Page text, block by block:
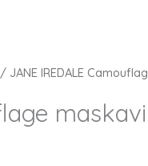
/ JANE IREDALE